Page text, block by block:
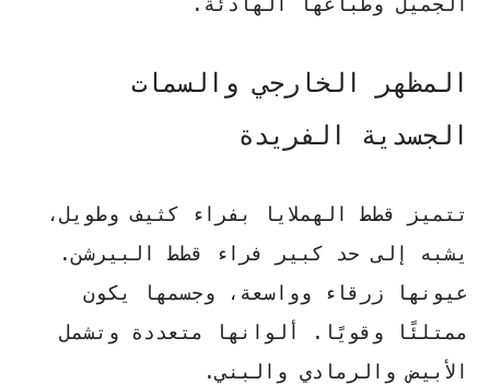
المظهر الخارجي والسمات
الجسدية الفريدة
تتميز قطط الهملايا بفراء كثيف وطويل،
يشبه إلى حد كبير فراء قطط البيرشن.
عيونها زرقاء وواسعة، وجسمها يكون
ممتلئًا وقويًا. ألوانها متعددة وتشمل
الأبيض والرمادي والبني.